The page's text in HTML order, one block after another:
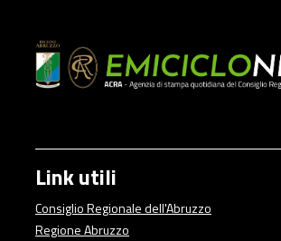
Link utili
Consiglio Regionale dell'Abruzzo
Regione Abruzzo